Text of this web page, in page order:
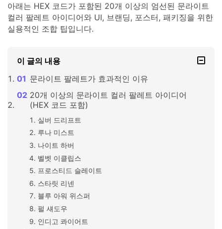
아래는 HEX 코드가 포함된 20개 이상의 엄선된 문라이트
컬러 팔레트 아이디어와 UI, 브랜딩, 포스터, 패키징을 위한
실용적인 조합 팁입니다.
이 글의 내용
문라이트 팔레트가 효과적인 이유
20개 이상의 문라이트 컬러 팔레트 아이디어
(HEX 코드 포함)
실버 드리프트
루나 미스트
나이트 하버
벨벳 이클립스
프로스티드 슬레이트
스타릿 리넨
블루 아워 위스퍼
펄 섀도우
인디고 콰이어트